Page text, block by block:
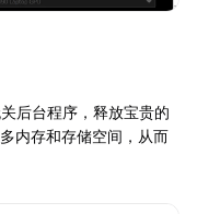
后台程序，释放宝贵的
内存和存储空间，从而